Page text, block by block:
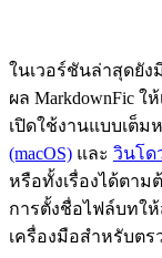
ในเวอร์ชันล่าสุดยั
ผล MarkdownFic
เปิดใช้งานแบบเต็ม
(macOS) และ วินโด
หรือทั้งเรื่องได้ตาม
การตั้งชื่อไฟล์บทใ
เครื่องมือสำหรับตร